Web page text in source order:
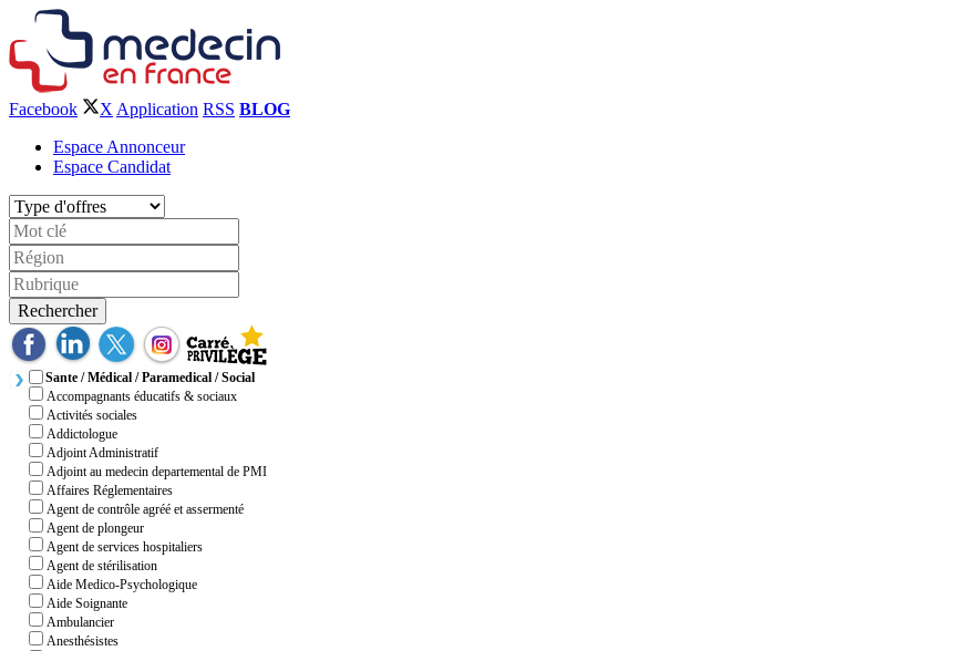
Facebook X Application RSS BLOG
Espace Annonceur
Espace Candidat
Rechercher
Sante / Médical / Paramedical / Social
Accompagnants éducatifs & sociaux
Activités sociales
Addictologue
Adjoint Administratif
Adjoint au medecin departemental de PMI
Affaires Réglementaires
Agent de contrôle agréé et assermenté
Agent de plongeur
Agent de services hospitaliers
Agent de stérilisation
Aide Medico-Psychologique
Aide Soignante
Ambulancier
Anesthésistes